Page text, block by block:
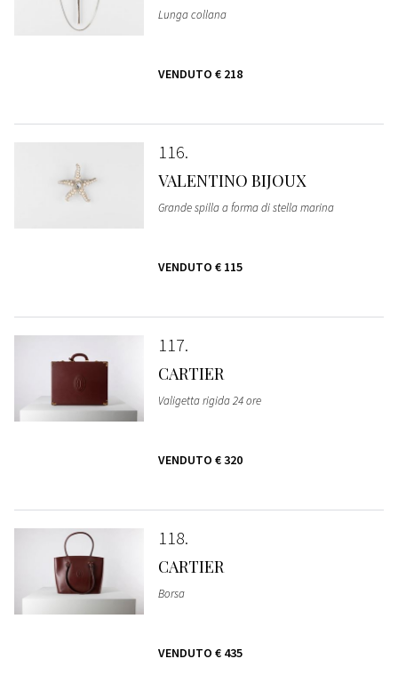
Lunga collana
VENDUTO € 218
116
VALENTINO BIJOUX
Grande spilla a forma di stella marina
VENDUTO € 115
117
CARTIER
Valigetta rigida 24 ore
VENDUTO € 320
118
CARTIER
Borsa
VENDUTO € 435